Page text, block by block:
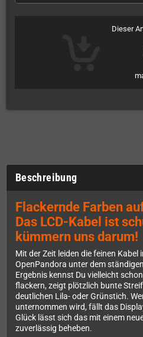
Dieser
Beschreibung
Flackernde Farben
Das LCD-Kabel ist
kümmern uns darum!
Mit der Zeit leiden die feinen Kabel
OpenPandora unter dem
Ergebnis kennst Du vielleicht
flackern, zeigt plötzlich bunte
deutlichen Lila- oder Grünstich.
unternommen wird, fällt das
Glück lässt sich das mit einem
zuverlässig beheben.